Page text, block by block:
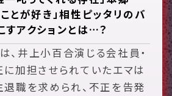
とが好き」相性ピッタリのバ
すアクションとは…？
、井上小百合演じる会社員・
に加担させられていたエマは
退職を求められ、不正を告発